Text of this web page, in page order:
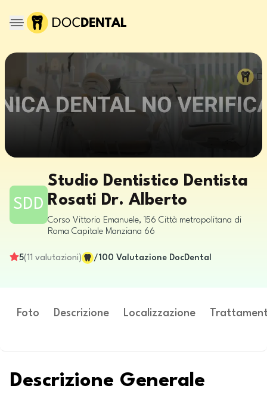
SDD
Studio Dentistico Dentista
Rosati Dr. Alberto
Corso Vittorio Emanuele, 156 Città metropolitana di
Roma Capitale Manziana 66
5(11 valutazioni) /100 Valutazione DocDental
Foto Descrizione Localizzazione
Descrizione Generale